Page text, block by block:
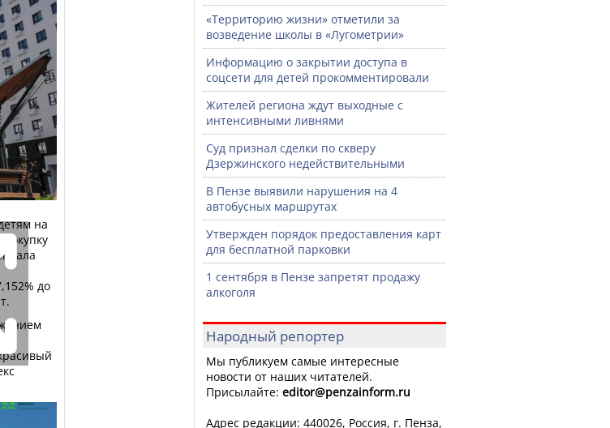
на
до
«Территорию жизни» отметили за
возведение школы в «Лугометрии»
Информацию о закрытии доступа в
соцсети для детей прокомментировали
Жителей региона ждут выходные с
интенсивными ливнями
Суд признал сделки по скверу
Дзержинского недействительными
В Пензе выявили нарушения на 4
автобусных маршрутах
Утвержден порядок предоставления карт
для бесплатной парковки
1 сентября в Пензе запретят продажу
алкоголя
Народный репортер
Мы публикуем самые интересные
новости от наших читателей.
Присылайте: editor@penzainform.ru
Адрес редакции: 440026, Россия, г. Пенза,